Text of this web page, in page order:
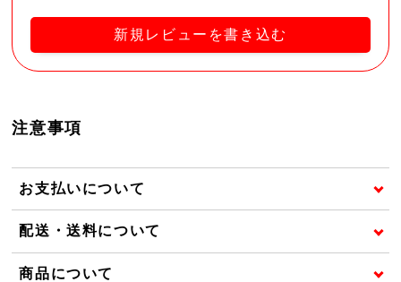
新規レビューを書き込む
注意事項
お支払いについて
配送・送料について
商品について